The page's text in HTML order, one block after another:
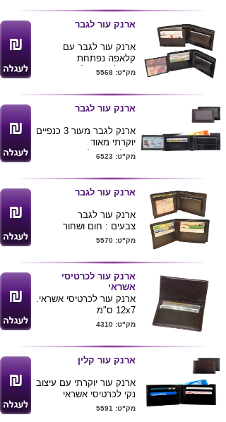
ארנק עור לגבר
ארנק עור לגבר עם
קלאפה נפתחת
ניתן להטביע לוגו ע"ג
מק"ט: 5568
ארנק עור לגבר
ארנק לגבר מעור 3 כנפיים
יוקרתי מאוד
בכל כיסים לשטרות , תא
רבים לכרטיסים.
ניתן למתג או להטביע לוגו
חברה
הארנק מגיע בתבעים חום
ושחור
מידות סגור 9X11
מידות פתוח 9X12
מק"ט: 6523
ארנק עור לגבר
ארנק עור לגבר
צבעים : חום ושחור
מק"ט: 5570
ארנק עור לכרטיסי
אשראי
ארנק עור לכרטיסי אשראי.
12x7 ס"מ
מק"ט: 4310
ארנק עור קלין
ארנק עור יוקרתי עם עיצוב
נקי לכרטיסי אשראי
ושטרות
מק"ט: 5591